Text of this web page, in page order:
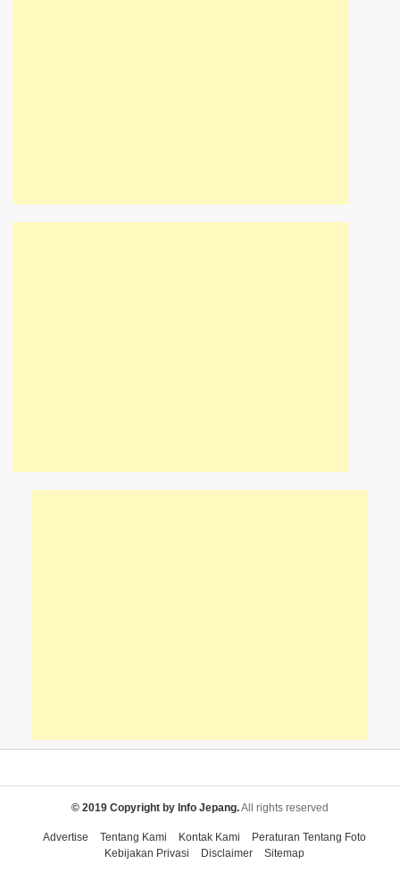
© 2019 Copyright by Info Jepang.All rights reserved
Advertise Tentang Kami Kontak Kami
Peraturan Tentang Foto
Kebijakan Privasi
Disclaimer Sitemap